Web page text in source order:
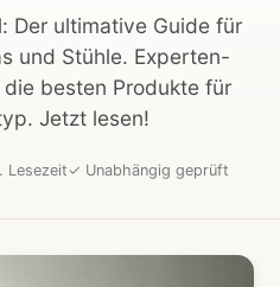
Der ultimative Guide für
und Stühle. Experten-
besten Produkte für
Jetzt lesen!
Lesezeit✓ Unabhängig geprüft